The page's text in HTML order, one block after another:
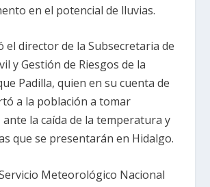
en el potencial de lluvias.
el director de la Subsecretaria de
y Gestión de Riesgos de la
Padilla, quien en su cuenta de
a la población a tomar
la caída de la temperatura y
que se presentarán en Hidalgo.
Meteorológico Nacional